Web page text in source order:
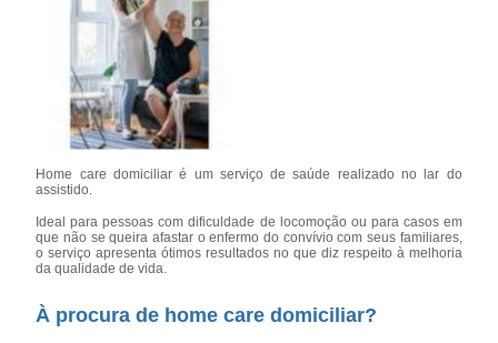
Home care domiciliar é um serviço de saúde realizado no lar do
assistido.
Ideal para pessoas com dificuldade de locomoção ou para casos em
que não se queira afastar o enfermo do convívio com seus familiares,
o serviço apresenta ótimos resultados no que diz respeito à melhoria
da qualidade de vida.
À procura de home care domiciliar?